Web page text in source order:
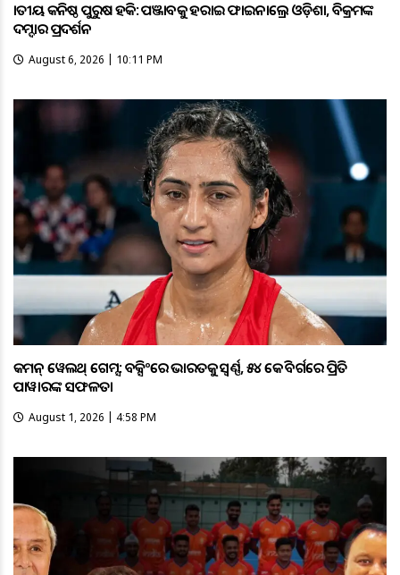
ଜାତୀୟ କନିଷ୍ଠ ପୁରୁଷ ହକି: ପଞ୍ଜାବକୁ ହରାଇ ଫାଇନାଲ୍ରେ ଓଡ଼ିଶା, ବିକ୍ରମଙ୍କ
ଦମ୍ଦାର ପ୍ରଦର୍ଶନ
August 6, 2026 | 10:11 PM
କମନ୍ ୱେଲଥ୍ ଗେମ୍ସ: ବକ୍ସିଂରେ ଭାରତକୁ ସ୍ବର୍ଣ୍ଣ, ୫୪ କେଜି ବର୍ଗରେ ପ୍ରିତି
ପାୱାରଙ୍କ ସଫଳତା
August 1, 2026 | 4:58 PM